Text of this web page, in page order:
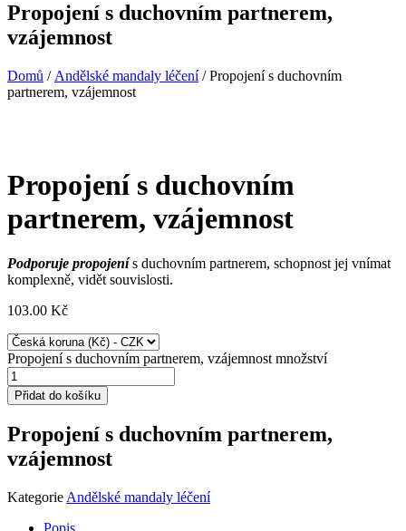
Propojení s duchovním partnerem,
vzájemnost
Domů / Andělské mandaly léčení/ Propojení s duchovním
partnerem, vzájemnost
Propojení s duchovním
partnerem, vzájemnost
Podporuje propojenís duchovním partnerem, schopnost jej vnímat
komplexně, vidět souvislosti.
103.00 Kč
Propojení s duchovním partnerem, vzájemnost množství
Přidat do košíku
Propojení s duchovním partnerem,
vzájemnost
Kategorie Andělské mandaly léčení